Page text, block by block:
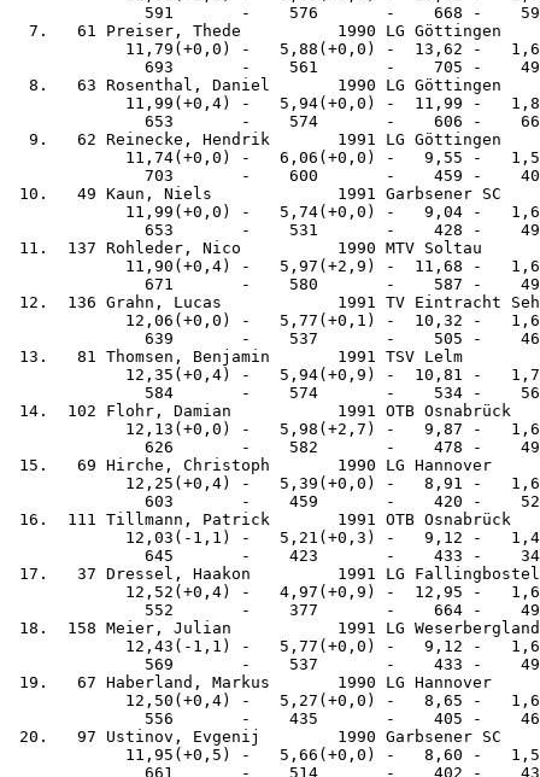
591       -    576       -    668 -
7.   61 Preiser, Thede          1990 LG Göttingen
11,79(+0,0) -   5,88(+0,0) -  13,62 -
693       -    561       -    705 -
8.   63 Rosenthal, Daniel       1990 LG Göttingen
11,99(+0,4) -   5,94(+0,0) -  11,99 -
653       -    574       -    606 -
9.   62 Reinecke, Hendrik       1991 LG Göttingen
11,74(+0,0) -   6,06(+0,0) -   9,55 -
703       -    600       -    459 -
10.   49 Kaun, Niels             1991 Garbsener
11,99(+0,0) -   5,74(+0,0) -   9,04 -
653       -    531       -    428 -
11.  137 Rohleder, Nico          1990 MTV
11,90(+0,4) -   5,97(+2,9) -  11,68 -
671       -    580       -    587 -
12.  136 Grahn, Lucas            1991 TV Eintracht
12,06(+0,0) -   5,77(+0,1) -  10,32 -
639       -    537       -    505 -
13.   81 Thomsen, Benjamin       1991 TSV
12,35(+0,4) -   5,94(+0,9) -  10,81 -
584       -    574       -    534 -
14.  102 Flohr, Damian           1991 OTB
12,13(+0,0) -   5,98(+2,7) -   9,87 -
626       -    582       -    478 -
15.   69 Hirche, Christoph       1990 LG
12,25(+0,4) -   5,39(+0,0) -   8,91 -
603       -    459       -    420 -
16.  111 Tillmann, Patrick       1991 OTB
12,03(-1,1) -   5,21(+0,3) -   9,12 -
645       -    423       -    433 -
17.   37 Dressel, Haakon         1991 LG
12,52(+0,4) -   4,97(+0,9) -  12,95 -
552       -    377       -    664 -
18.  158 Meier, Julian           1991 LG
12,43(-1,1) -   5,77(+0,0) -   9,12 -
569       -    537       -    433 -
19.   67 Haberland, Markus       1990 LG
12,50(+0,4) -   5,27(+0,0) -   8,65 -
556       -    435       -    405 -
20.   97 Ustinov, Evgenij        1990 Garbsener
11,95(+0,5) -   5,66(+0,0) -   8,60 -
661       -    514       -    402 -